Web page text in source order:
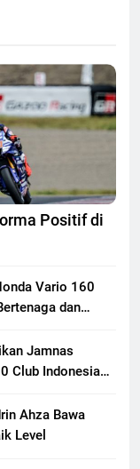
Positif di
Vario 160
dan
Jamnas
Club Indonesia
Motor Klasik
Ahza Bawa
Level